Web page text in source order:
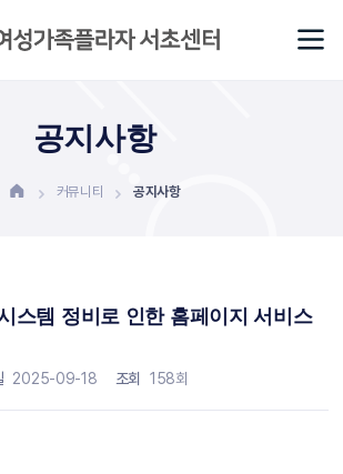
공지사항
커뮤니티 공지사항
스템 정비로 인한 홈페이지 서비스
2025-09-18 조회 158회